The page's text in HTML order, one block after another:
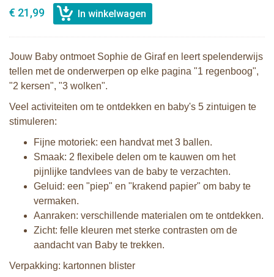
€ 21,99
Jouw Baby ontmoet Sophie de Giraf en leert spelenderwijs
tellen met de onderwerpen op elke pagina "1 regenboog",
"2 kersen", "3 wolken".
Veel activiteiten om te ontdekken en baby's 5 zintuigen te
stimuleren:
Fijne motoriek: een handvat met 3 ballen.
Smaak: 2 flexibele delen om te kauwen om het
pijnlijke tandvlees van de baby te verzachten.
Geluid: een "piep" en "krakend papier" om baby te
vermaken.
Aanraken: verschillende materialen om te ontdekken.
Zicht: felle kleuren met sterke contrasten om de
aandacht van Baby te trekken.
Verpakking: kartonnen blister